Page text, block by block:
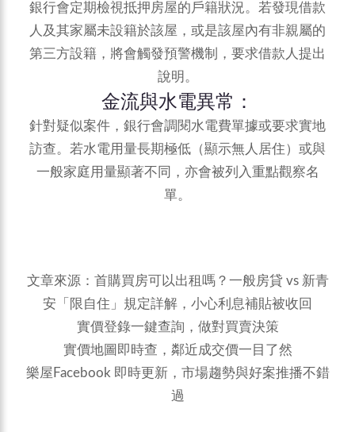
銀行會定期檢視抵押房屋的戶籍狀況。若發現借款
人及其家屬未設籍於該屋，或是該屋內有非親屬的
第三方設籍，將會觸發預警機制，要求借款人提出
說明。
金流與水電異常：
針對疑似案件，銀行會調閱水電費單據或要求實地
訪查。若水電用量長期極低（顯示無人居住）或與
一般家庭用量顯著不同，亦會被列入重點觀察名
單。
文章來源： 首購買房可以出租嗎？一般房貸 vs 新青
安「限自住」規定詳解，小心利息補貼被收回
實價登錄一鍵查詢，做對買賣決策
實價地圖即時查，鄰近成交價一目了然
樂屋Facebook 即時更新，市場趨勢與好案推播不錯
過